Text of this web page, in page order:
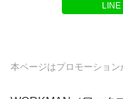
LINE
本ページはプロモーション